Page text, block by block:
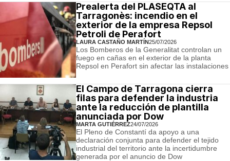
Prealerta del PLASEQTA al
Tarragonès: incendio en el
exterior de la empresa Repsol
Petroli de Perafort
LAURA CASTAÑO MARTÍN25/07/2026
Los Bomberos de la Generalitat controlan un
fuego en cañas en el exterior de la planta
Repsol en Perafort sin afectar las instalaciones
El Campo de Tarragona cierra
filas para defender la industria
ante la reducción de plantilla
anunciada por Dow
MARTA GUTIÉRREZ24/07/2026
El Pleno de Constantí da apoyo a una
declaración conjunta para defender el tejido
industrial del territorio ante la incertidumbre
generada por el anuncio de Dow